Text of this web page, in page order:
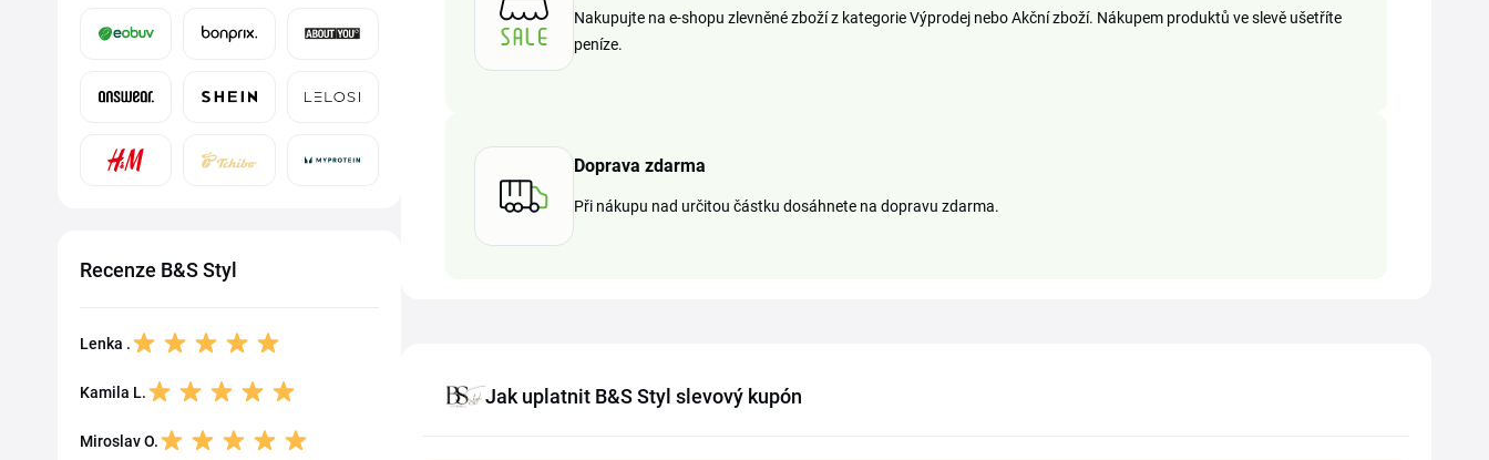
Recenze B&S Styl
Lenka .
Kamila L.
Miroslav O.
Nakupujte na e-shopu zlevněné zboží z kategorie Výprodej nebo Akční zboží. Nákupem produktů ve slevě ušetříte
peníze.
Doprava zdarma
Při nákupu nad určitou částku dosáhnete na dopravu zdarma.
Jak uplatnit B&S Styl slevový kupón